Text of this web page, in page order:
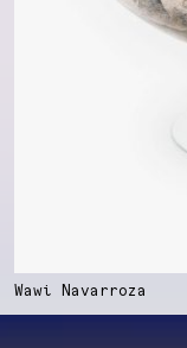
Wawi Navarroza